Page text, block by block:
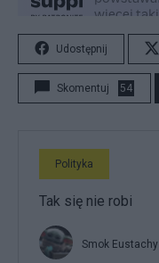
Udostępnij
Skomentuj 54
Polityka
Tak się nie robi
Smok Eustachy